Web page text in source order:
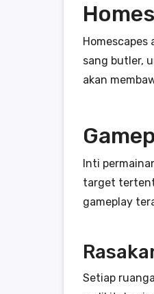
sang butler,
akan
Inti
target
gameplay
Setiap